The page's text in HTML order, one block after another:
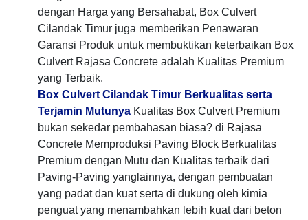
dengan Harga yang Bersahabat, Box Culvert
Cilandak Timur juga memberikan Penawaran
Garansi Produk untuk membuktikan keterbaikan Box
Culvert Rajasa Concrete adalah Kualitas Premium
yang Terbaik.
Box Culvert Cilandak Timur Berkualitas serta
Terjamin Mutunya Kualitas Box Culvert Premium
bukan sekedar pembahasan biasa? di Rajasa
Concrete Memproduksi Paving Block Berkualitas
Premium dengan Mutu dan Kualitas terbaik dari
Paving-Paving yanglainnya, dengan pembuatan
yang padat dan kuat serta di dukung oleh kimia
penguat yang menambahkan lebih kuat dari beton